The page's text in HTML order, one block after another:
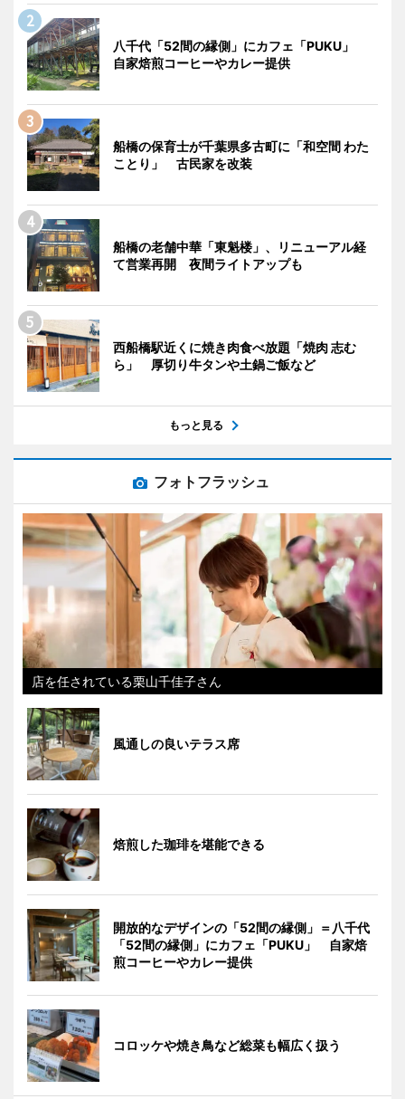
八千代「52間の縁側」にカフェ「PUKU」
自家焙煎コーヒーやカレー提供
船橋の保育士が千葉県多古町に「和空間 わた
ことり」 古民家を改装
船橋の老舗中華「東魁楼」、リニューアル経
て営業再開 夜間ライトアップも
西船橋駅近くに焼き肉食べ放題「焼肉 志む
ら」 厚切り牛タンや土鍋ご飯など
もっと見る
フォトフラッシュ
店を任されている栗山千佳子さん
風通しの良いテラス席
焙煎した珈琲を堪能できる
開放的なデザインの「52間の縁側」＝八千代
「52間の縁側」にカフェ「PUKU」 自家焙
煎コーヒーやカレー提供
コロッケや焼き鳥など総菜も幅広く扱う